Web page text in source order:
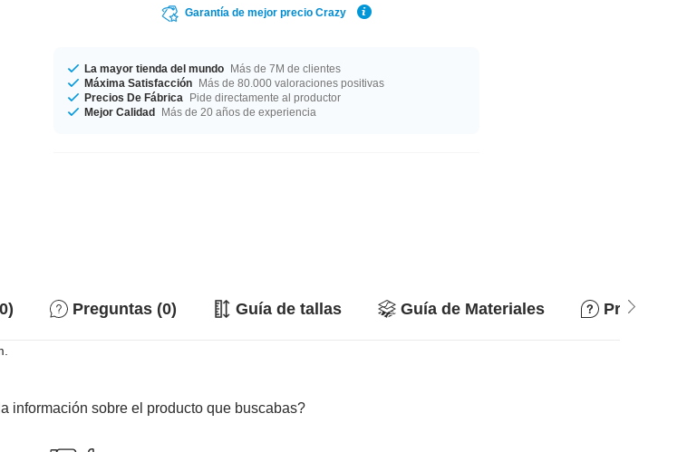
Garantía de mejor precio Crazy
La mayor tienda del mundo Más de 7M de clientes
Máxima Satisfacción Más de 80.000 valoraciones positivas
Precios De Fábrica
Pide directamente al productor
Mejor Calidad Más de 20 años de experiencia
Preguntas (0) Guía de tallas Guía de Materiales
información sobre el producto que buscabas?